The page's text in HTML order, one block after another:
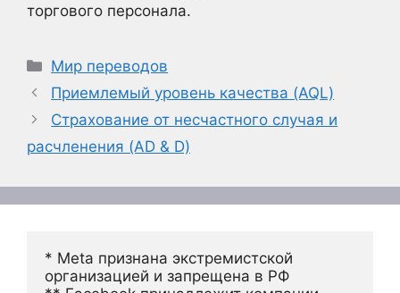
торгового персонала.
Рубрики
Мир переводов
Приемлемый уровень качества (AQL)
Страхование от несчастного случая и
расчленения (AD & D)
* Meta признана экстремистской
организацией и запрещена в РФ